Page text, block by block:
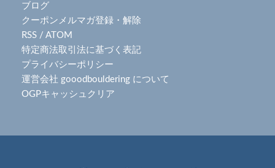
ブログ
クーポンメルマガ登録・解除
RSS / ATOM
特定商法取引法に基づく表記
プライバシーポリシー
運営会社 gooodbouldering について
OGPキャッシュクリア